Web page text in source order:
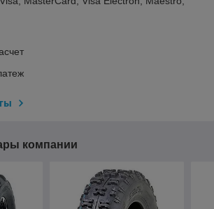
компании